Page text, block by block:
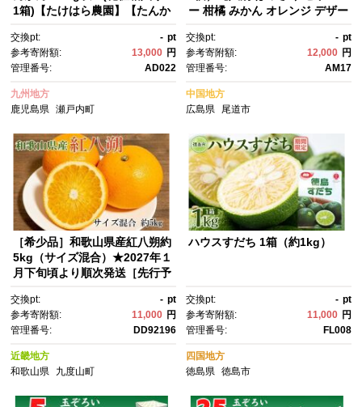
1箱)【たけはら農園】【たんか
類, フルーツ, くだもの, 詰め合
わせ,甘い, ジューシー, 季節限
定, フレッシュ, 健康, ビタミン
C, 旬の味覚, 産地直送, フルー
ツギフト, 贈り物, 鹿児島県, 奄
美大島, 瀬戸内町, AD022】
交換pt: - pt
参考寄附額:
13,000 円
管理番号:
AD022
九州地方
鹿児島県
瀬戸内町
ー 柑橘 みかん オレンジ デザー
県 尾道市】
交換pt: - pt
参考寄附額:
12,000 円
管理番号:
AM17
中国地方
広島県
尾道市
［希少品］和歌山県産紅八朔約
5kg（サイズ混合）★2027年１
月下旬頃より順次発送［先行予
交換pt: - pt
参考寄附額:
11,000 円
管理番号:
DD92196
近畿地方
和歌山県
九度山町
ハウスすだち 1箱（約1kg）
交換pt: - pt
参考寄附額:
11,000 円
管理番号:
FL008
四国地方
徳島県 徳島市